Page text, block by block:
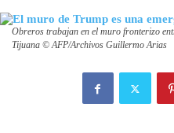
Obreros trabajan en el muro fronterizo
Tijuana © AFP/Archivos Guillermo Arias